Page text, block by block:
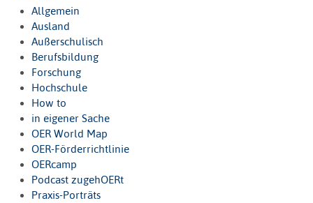
Allgemein
Ausland
Außerschulisch
Berufsbildung
Forschung
Hochschule
How to
in eigener Sache
OER World Map
OER-Förderrichtlinie
OERcamp
Podcast zugehOERt
Praxis-Porträts